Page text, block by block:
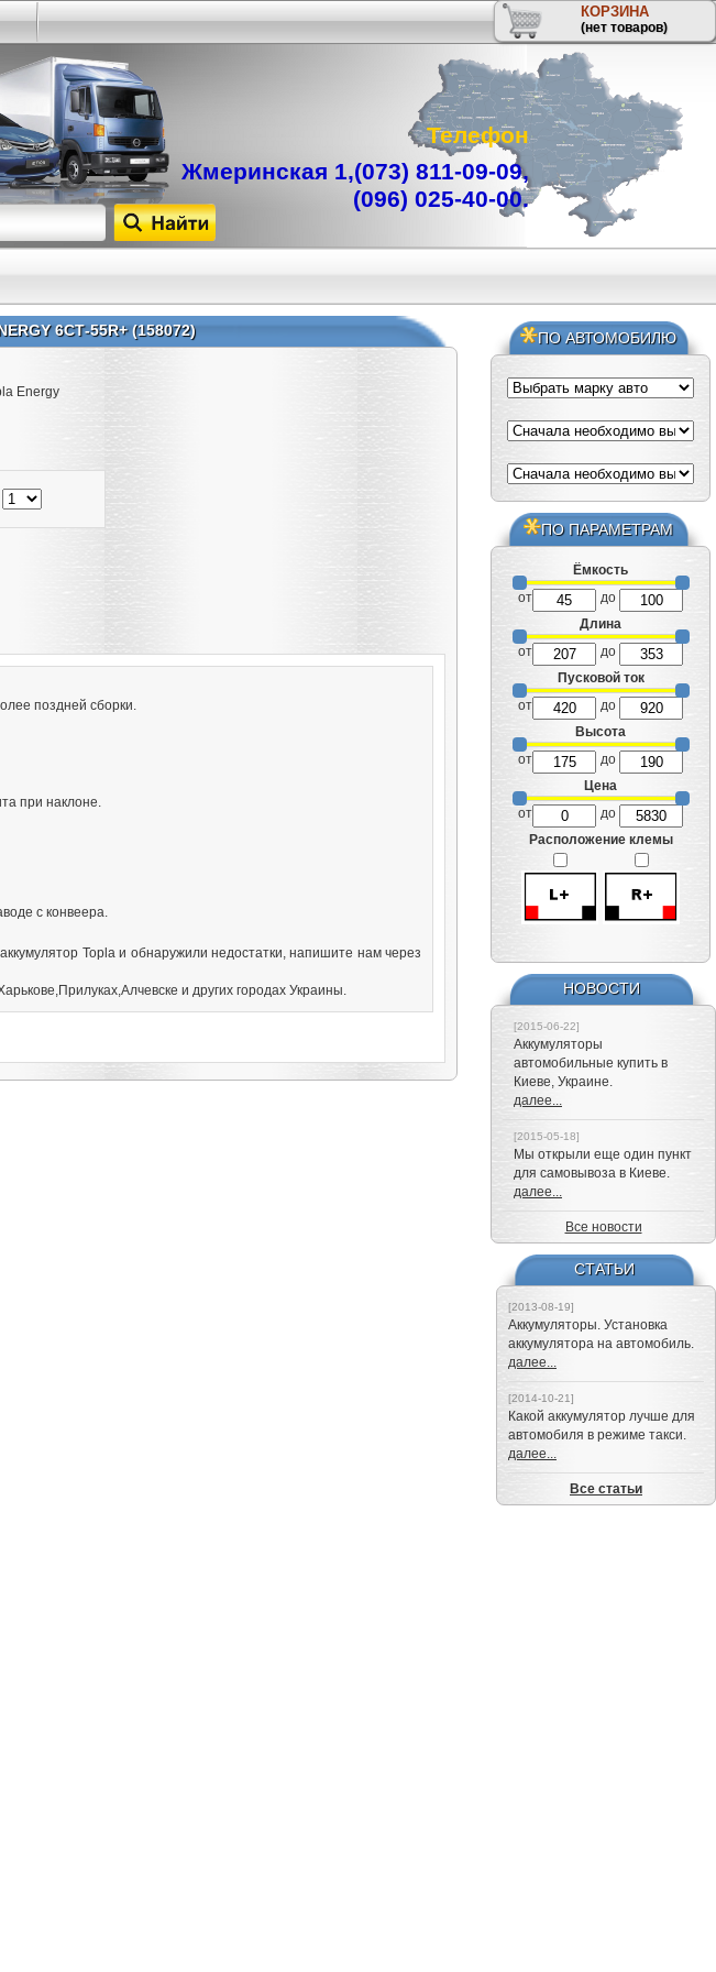
КОРЗИНА
(нет товаров)
Телефон
Жмеринская 1,(073) 811-09-09,
(096) 025-40-00.
ПО АВТОМОБИЛЮ
ПО ПАРАМЕТРАМ
Ёмкость
от
до
Длина
от
до
Пусковой ток
от
до
Высота
от
до
Цена
от
до
Расположение клемы
НОВОСТИ
[2015-06-22]
Аккумуляторы
автомобильные купить в
Киеве, Украине.
далее...
[2015-05-18]
Мы открыли еще один пункт
для самовывоза в Киеве.
далее...
Все новости
СТАТЬИ
[2013-08-19]
Аккумуляторы. Установка
аккумулятора на автомобиль.
далее...
[2014-10-21]
Какой аккумулятор лучше для
автомобиля в режиме такси.
далее...
Все статьи
6СТ-55R+ (158072)
Energy
поздней сборки.
при наклоне.
с конвеера.
Topla и обнаружили недостатки, напишите нам через
и других городах Украины.